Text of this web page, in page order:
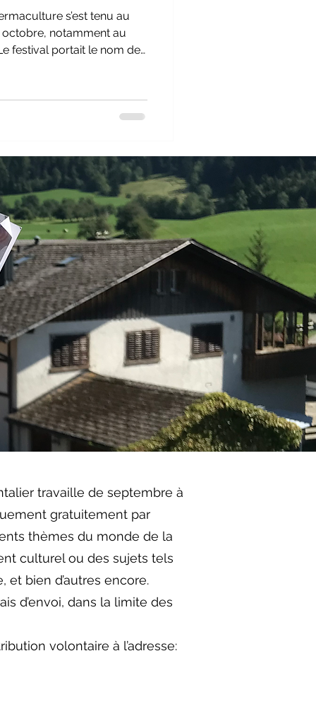
s’est tenu au
octobre, notamment au
festival portait le nom de
objectif de réunir deux
écologique et celui de la
travaille de septembre à
gratuitement par
thèmes du monde de la
culturel ou des sujets tels
bien d’autres encore.
d’envoi, dans la limite des
volontaire à l’adresse: